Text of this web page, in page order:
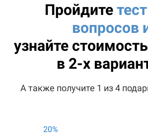
Пройдите
вопросов
узнайте
в 2-х
А также получите 1 из 4
20%